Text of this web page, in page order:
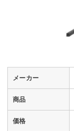
メーカー
商品
価格